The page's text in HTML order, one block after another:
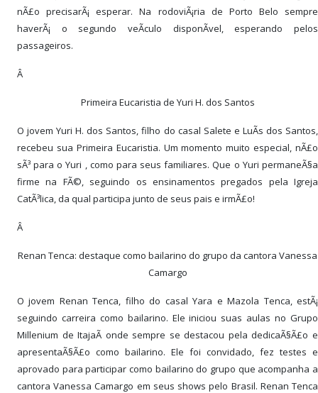
nÃ£o precisarÃ¡ esperar. Na rodoviÃ¡ria de Porto Belo sempre
haverÃ¡ o segundo veÃ­culo disponÃ­vel, esperando pelos
passageiros.
Â
Primeira Eucaristia de Yuri H. dos Santos
O jovem Yuri H. dos Santos, filho do casal Salete e LuÃ­s dos Santos,
recebeu sua Primeira Eucaristia. Um momento muito especial, nÃ£o
sÃ³ para o Yuri , como para seus familiares. Que o Yuri permaneÃ§a
firme na FÃ©, seguindo os ensinamentos pregados pela Igreja
CatÃ³lica, da qual participa junto de seus pais e irmÃ£o!
Â
Renan Tenca: destaque como bailarino do grupo da cantora Vanessa
Camargo
O jovem Renan Tenca, filho do casal Yara e Mazola Tenca, estÃ¡
seguindo carreira como bailarino. Ele iniciou suas aulas no Grupo
Millenium de ItajaÃ­ onde sempre se destacou pela dedicaÃ§Ã£o e
apresentaÃ§Ã£o como bailarino. Ele foi convidado, fez testes e
aprovado para participar como bailarino do grupo que acompanha a
cantora Vanessa Camargo em seus shows pelo Brasil. Renan Tenca